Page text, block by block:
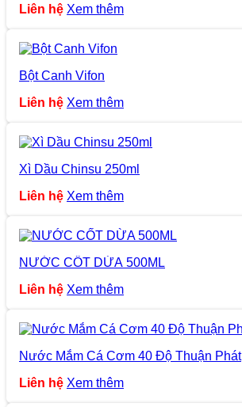
Liên hệ Xem thêm
Bột Canh Vifon
Liên hệ Xem thêm
Xì Dầu Chinsu 250ml
Liên hệ Xem thêm
NƯỚC CỐT DỪA 500ML
Liên hệ Xem thêm
Nước Mắm Cá Cơm 40 Độ Thuận Phát
Liên hệ Xem thêm